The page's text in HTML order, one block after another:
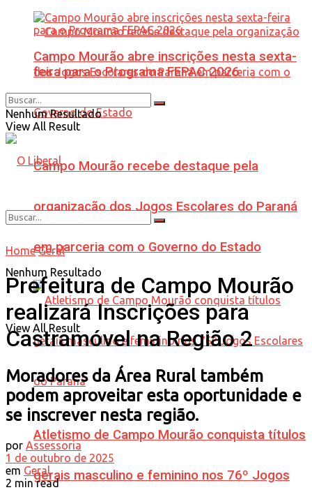
Campo Mourão recebe destaque pela
organização dos Jogos Escolares do Paraná
em parceria com o Governo do Estado
Atletismo de Campo Mourão conquista títulos
gerais masculino e feminino nos 76º Jogos
Campo Mourão abre inscrições nesta sexta-
feira para o Programa FEPAC 2026
Nenhum Resultado
View All Result
Nenhum Resultado
View All Result
Home Geral
Prefeitura de Campo Mourão
realizará Inscrições para
Castramóvel na Região 2
Moradores da Área Rural também
podem aproveitar esta oportunidade e
se inscrever nesta região.
por Assessoria
1 de outubro de 2025
em Geral
2 min read